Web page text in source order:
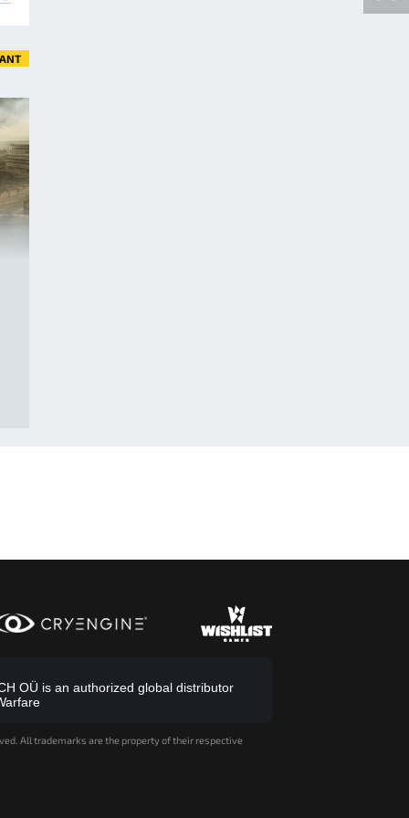
OÜ is an authorized global distributor
All trademarks are the property of their respective